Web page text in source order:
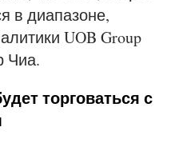
в диапазоне,
UOB Group
Чиа.
торговаться с